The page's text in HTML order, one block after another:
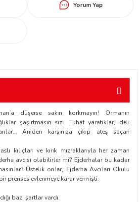
Yorum Yap
düşerse sakın korkmayın! Ormanın
şaşırtmasın sizi. Tuhaf yaratıklar, deli
Aniden karşınıza çıkıp ateş saçan
kılıçları ve kırık mızraklarıyla her zaman
avcısı olabilirler mi? Ejderhalar bu kadar
Üstelik onlar, Ejderha Avcıları Okulu
prenses evlenmeye karar vermişti.
bazı şartlar vardı.